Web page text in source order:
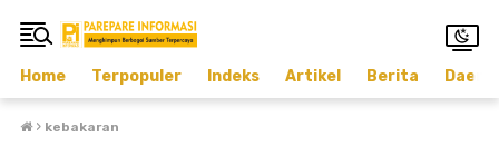
Home Terpopuler Indeks Artikel Berita
› kebakaran